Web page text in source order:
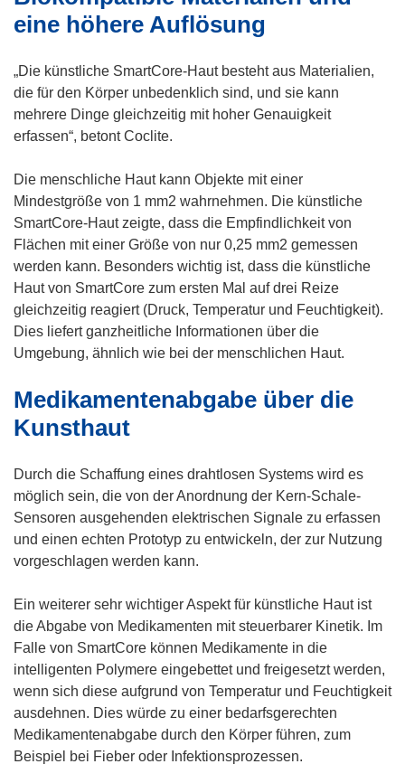
e
)
n
n
u
e
m
F
n
s
t
e
r
)
eine höhere Auflösung
„Die künstliche SmartCore-Haut besteht aus Materialien,
die für den Körper unbedenklich sind, und sie kann
mehrere Dinge gleichzeitig mit hoher Genauigkeit
erfassen“, betont Coclite.
Die menschliche Haut kann Objekte mit einer
Mindestgröße von 1 mm2 wahrnehmen. Die künstliche
SmartCore-Haut zeigte, dass die Empfindlichkeit von
Flächen mit einer Größe von nur 0,25 mm2 gemessen
werden kann. Besonders wichtig ist, dass die künstliche
Haut von SmartCore zum ersten Mal auf drei Reize
gleichzeitig reagiert (Druck, Temperatur und Feuchtigkeit).
Dies liefert ganzheitliche Informationen über die
Umgebung, ähnlich wie bei der menschlichen Haut.
Medikamentenabgabe über die
Kunsthaut
Durch die Schaffung eines drahtlosen Systems wird es
möglich sein, die von der Anordnung der Kern-Schale-
Sensoren ausgehenden elektrischen Signale zu erfassen
und einen echten Prototyp zu entwickeln, der zur Nutzung
vorgeschlagen werden kann.
Ein weiterer sehr wichtiger Aspekt für künstliche Haut ist
die Abgabe von Medikamenten mit steuerbarer Kinetik. Im
Falle von SmartCore können Medikamente in die
intelligenten Polymere eingebettet und freigesetzt werden,
wenn sich diese aufgrund von Temperatur und Feuchtigkeit
ausdehnen. Dies würde zu einer bedarfsgerechten
Medikamentenabgabe durch den Körper führen, zum
Beispiel bei Fieber oder Infektionsprozessen.